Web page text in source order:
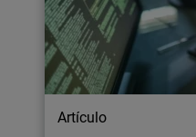
Artículo